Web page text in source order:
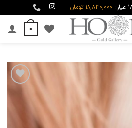
18,830,000 تومان
0